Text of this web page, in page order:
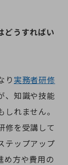
どうすればい
り 実務者研修
、知識や技能
れません。
修を受講して
テップアップ
め方や費用の